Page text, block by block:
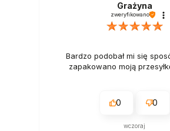
Grażyna
zweryfikowano
Bardzo podobał mi się
zapakowano moją
0 0
wczoraj